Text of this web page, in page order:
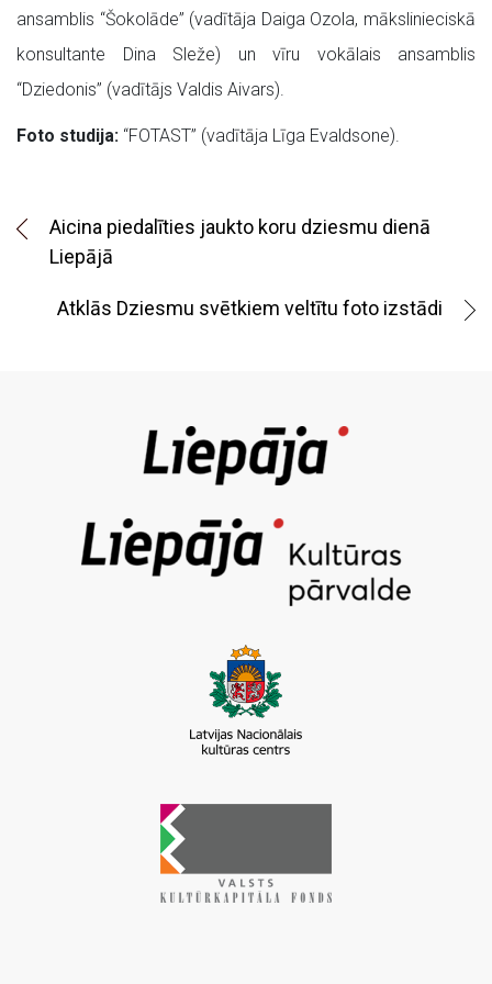
ansamblis “Šokolāde” (vadītāja Daiga Ozola, mākslinieciskā
konsultante Dina Sleže) un vīru vokālais ansamblis
“Dziedonis” (vadītājs Valdis Aivars).
Foto studija: “FOTAST” (vadītāja Līga Evaldsone).
Aicina piedalīties jaukto koru dziesmu dienā
Liepājā
Atklās Dziesmu svētkiem veltītu foto izstādi